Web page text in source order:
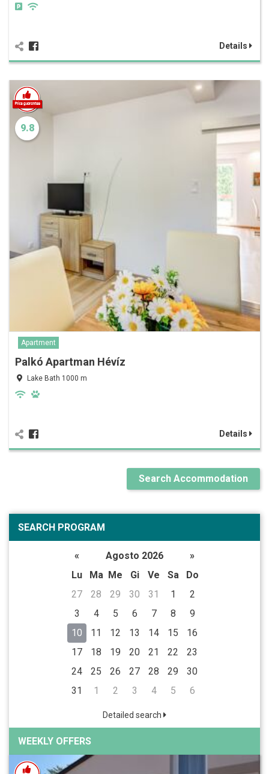
Details
9.8
Apartment
Palkó Apartman Hévíz
Lake Bath 1000 m
Details
Search Accommodation
SEARCH PROGRAM
« Agosto 2026
»
Lu
Ma Me Gi Ve Sa
Do
27
28 29 30 31 1
2
3
4 5 6 7 8
9
10
11 12 13 14 15
16
17
18 19 20 21 22
23
24
25 26 27 28 29
30
31
1 2 3 4 5 6
Detailed search
WEEKLY OFFERS